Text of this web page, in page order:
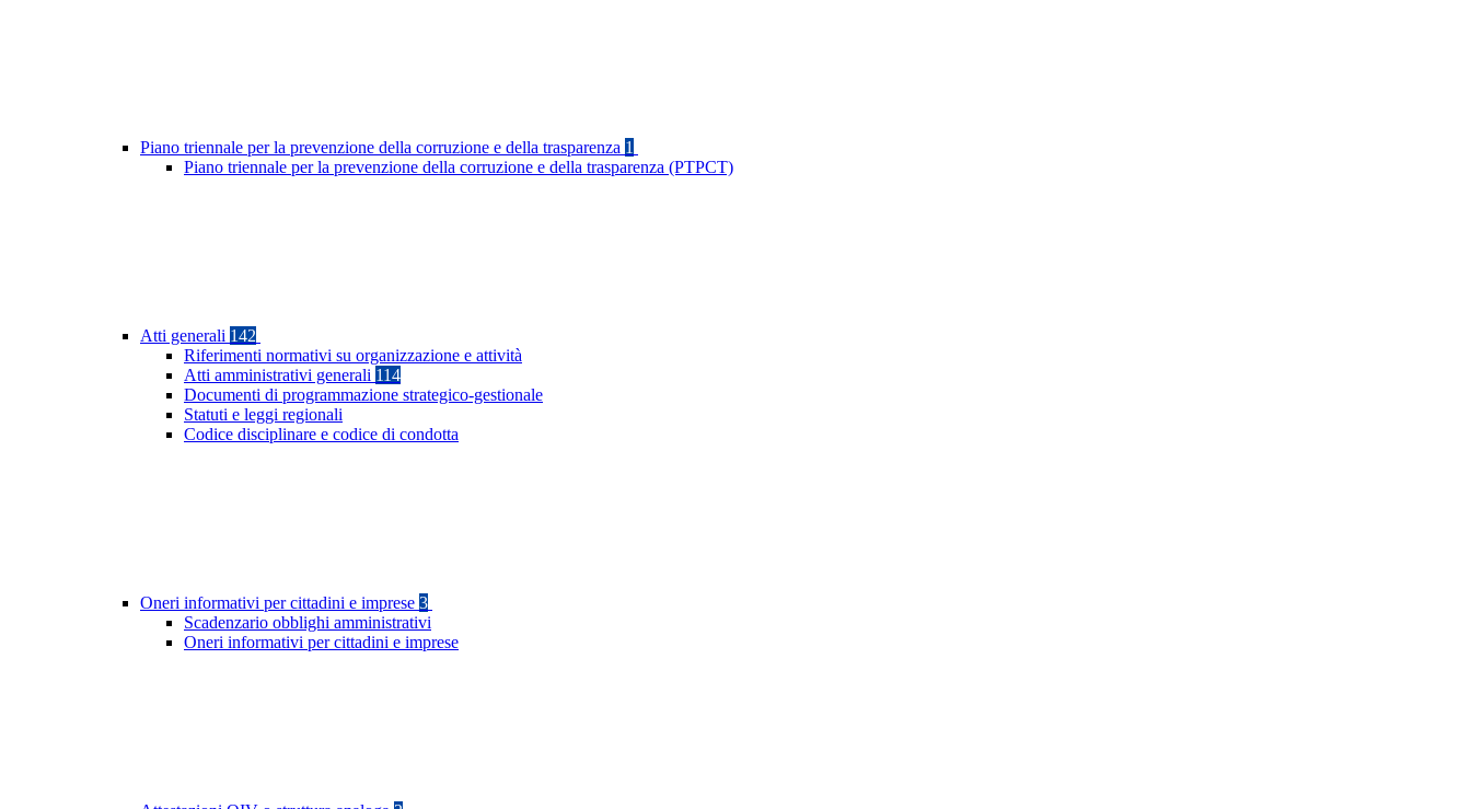
Piano triennale per la prevenzione della corruzione e della trasparenza 1
Piano triennale per la prevenzione della corruzione e della trasparenza (PTPCT)
Atti generali 142
Riferimenti normativi su organizzazione e attività
Atti amministrativi generali 114
Documenti di programmazione strategico-gestionale
Statuti e leggi regionali
Codice disciplinare e codice di condotta
Oneri informativi per cittadini e imprese 3
Scadenzario obblighi amministrativi
Oneri informativi per cittadini e imprese